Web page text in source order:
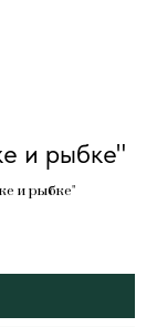
и рыбке"
и рыбке"